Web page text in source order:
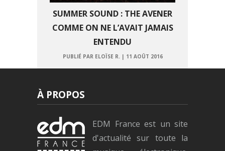
SUMMER SOUND : THE AVENER
COMME ON NE L’AVAIT JAMAIS
ENTENDU
PUBLIÉ PAR ELOÏSE R.| 11 AOÛT 2016
À PROPOS
EDM France est un site
d'actualité sur toute la